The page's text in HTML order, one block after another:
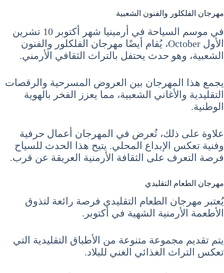
مهرجان الفلكلور والفنون الشعبية
في موسم السياحة في أرمينيا شهر أكتوبر 10 تشرين
الأول October، يُقام أيضًا مهرجان الفلكلور والفنون
الشعبية، وهو حدث يحتفل بالتراث الثقافي الأرمني.
يجمع هذا المهرجان بين العروض المسرحية والرقصات
التقليدية والأغاني الشعبية، مما يعزز الفخر بالهوية
الوطنية.
علاوة على ذلك، تُعرض في المهرجان أعمال حرفية
وفنية تعكس الإبداع المحلي. يتيح هذا الحدث للسياح
فرصة التعرف على الثقافة الأرمنية العريقة عن قرب.
مهرجان الطعام التقليدي
يُعتبر مهرجان الطعام التقليدي فرصة رائعة لتذوق
الأطعمة الأرمنية الشهية في أكتوبر.
يتم تقديم مجموعة متنوعة من الأطباق التقليدية التي
تعكس التراث الغذائي الغني للبلاد.